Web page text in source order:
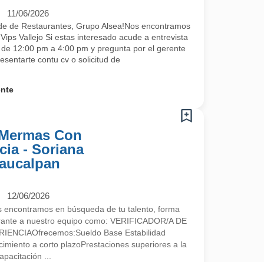
11/06/2026
de Restaurantes, Grupo Alsea!Nos encontramos
Vallejo Si estas interesado acude a entrevista
12:00 pm a 4:00 pm y pregunta por el gerente
contu cv o solicitud de
Con
- Soriana
12/06/2026
encontramos en búsqueda de tu talento, forma
a nuestro equipo como: VERIFICADOR/A DE
Base Estabilidad
a corto plazoPrestaciones superiores a la
...